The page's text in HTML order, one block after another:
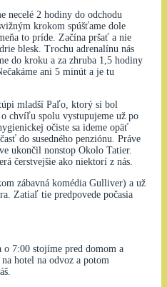
necelé 2 hodiny do odchodu
krokom spúšťame dole
to príde. Začína pršať a nie
blesk. Trochu adrenalínu nás
do kroku a za zhruba 1,5 hodiny
ani 5 minút a je tu
mladší Paľo, ktorý si bol
chvíľu spolu vystupujeme už po
očiste sa ideme opäť
do susedného penziónu. Práve
ukončil nonstop Okolo Tatier.
čerstvejšie ako niektorí z nás.
zábavná komédia Gulliver) a už
Zatiaľ tie predpovede počasia
7:00 stojíme pred domom a
hotel na odvoz a potom